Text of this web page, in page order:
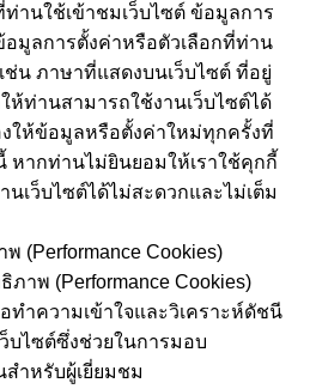
านใช้เข้าชมเว็บไซต์ ข้อมูลการ
อมูลการตั้งค่าหรือตัวเลือกที่ท่าน
ช่น ภาษาที่แสดงบนเว็บไซต์ ที่อยู่
ห้ท่านสามารถใช้งานเว็บไซต์ได้
ให้ข้อมูลหรือตั้งค่าใหม่ทุกครั้งที่
หากท่านไม่ยินยอมให้เราใช้คุกกี้
นเว็บไซต์ได้ไม่สะดวกและไม่เต็ม
(Performance Cookies)
ภาพ (Performance Cookies)
ทำความเข้าใจและวิเคราะห์ดัชนี
บไซต์ซึ่งช่วยในการมอบ
ำหรับผู้เยี่ยมชม